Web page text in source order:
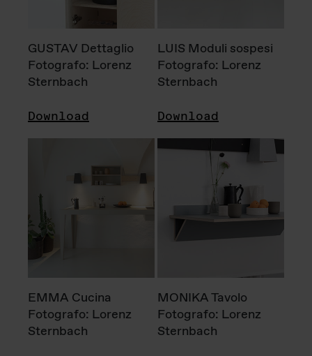
GUSTAV Dettaglio
Fotografo: Lorenz
Sternbach
Download
LUIS Moduli sospesi
Fotografo: Lorenz
Sternbach
Download
EMMA Cucina
Fotografo: Lorenz
Sternbach
MONIKA Tavolo
Fotografo: Lorenz
Sternbach